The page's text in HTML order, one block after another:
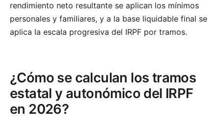
rendimiento neto resultante se aplican los mínimos
personales y familiares, y a la base liquidable final se
aplica la escala progresiva del IRPF por tramos.
¿Cómo se calculan los tramos
estatal y autonómico del IRPF
en 2026?